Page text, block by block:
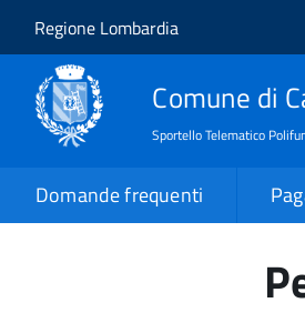
Salta al contenuto principale
Skip to site navigation
Regione Lombardia
Comune di
Sportello Telematico
Domande frequenti